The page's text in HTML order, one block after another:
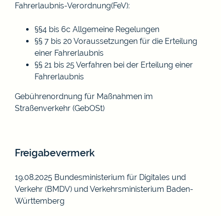
Fahrerlaubnis-Verordnung(FeV):
§§4 bis 6c Allgemeine Regelungen
§§ 7 bis 20 Voraussetzungen für die Erteilung
einer Fahrerlaubnis
§§ 21 bis 25 Verfahren bei der Erteilung einer
Fahrerlaubnis
Gebührenordnung für Maßnahmen im
Straßenverkehr (GebOSt)
Freigabevermerk
19.08.2025 Bundesministerium für Digitales und
Verkehr (BMDV) und Verkehrsministerium Baden-
Württemberg